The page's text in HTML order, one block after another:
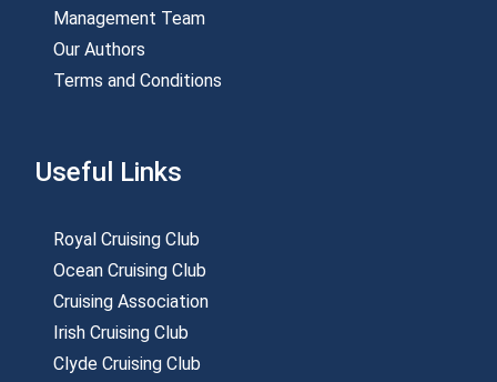
Management Team
Our Authors
Terms and Conditions
Useful Links
Royal Cruising Club
Ocean Cruising Club
Cruising Association
Irish Cruising Club
Clyde Cruising Club